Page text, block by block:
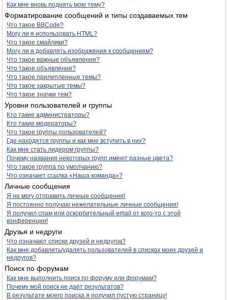
Как мне вновь поднять мою тему?
Форматирование сообщений и типы создаваемых тем
Что такое BBCode?
Могу ли я использовать HTML?
Что такое смайлики?
Могу ли я добавлять изображения к сообщениям?
Что такое важные объявления?
Что такое объявления?
Что такое прилепленные темы?
Что такое закрытые темы?
Что такое значки тем?
Уровни пользователей и группы
Кто такие администраторы?
Кто такие модераторы?
Что такое группы пользователей?
Где находятся группы и как мне вступить в них?
Как мне стать лидером группы?
Почему названия некоторых групп имеют разные цвета?
Что такое группа по умолчанию?
Что означает ссылка «Наша команда»?
Личные сообщения
Я не могу отправить личные сообщения!
Я постоянно получаю нежелательные личные сообщения!
Я получил спам или оскорбительный email от кого-то с этой
конференции!
Друзья и недруги
Что означают списки друзей и недругов?
Как мне добавлять/удалять пользователей в списках моих друзей и
недругов?
Поиск по форумам
Как мне выполнить поиск по форуму или форумам?
Почему мой поиск не даёт результатов?
В результате моего поиска я получил пустую страницу!